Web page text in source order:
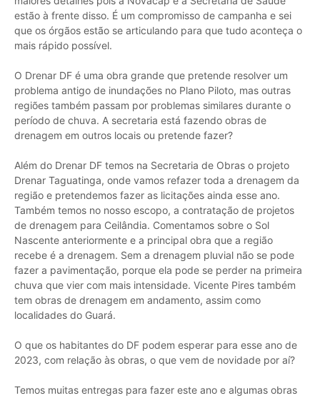
estão à frente disso. É um compromisso de campanha e sei
que os órgãos estão se articulando para que tudo aconteça o
mais rápido possível.
O Drenar DF é uma obra grande que pretende resolver um
problema antigo de inundações no Plano Piloto, mas outras
regiões também passam por problemas similares durante o
período de chuva. A secretaria está fazendo obras de
drenagem em outros locais ou pretende fazer?
Além do Drenar DF temos na Secretaria de Obras o projeto
Drenar Taguatinga, onde vamos refazer toda a drenagem da
região e pretendemos fazer as licitações ainda esse ano.
Também temos no nosso escopo, a contratação de projetos
de drenagem para Ceilândia. Comentamos sobre o Sol
Nascente anteriormente e a principal obra que a região
recebe é a drenagem. Sem a drenagem pluvial não se pode
fazer a pavimentação, porque ela pode se perder na primeira
chuva que vier com mais intensidade. Vicente Pires também
tem obras de drenagem em andamento, assim como
localidades do Guará.
O que os habitantes do DF podem esperar para esse ano de
2023, com relação às obras, o que vem de novidade por aí?
Temos muitas entregas para fazer este ano e algumas obras